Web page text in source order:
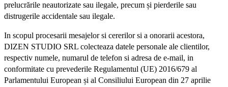
prelucrările neautorizate sau ilegale, precum și pierderile sau
distrugerile accidentale sau ilegale.
In scopul procesarii mesajelor si cererilor si a onorarii acestora,
DIZEN STUDIO SRL colecteaza datele personale ale clientilor,
respectiv numele, numarul de telefon si adresa de e-mail, in
conformitate cu prevederile Regulamentul (UE) 2016/679 al
Parlamentului European și al Consiliului European din 27 aprilie